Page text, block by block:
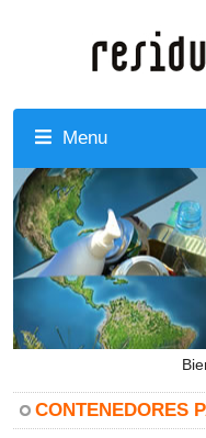
Menu
CONTENEDORES